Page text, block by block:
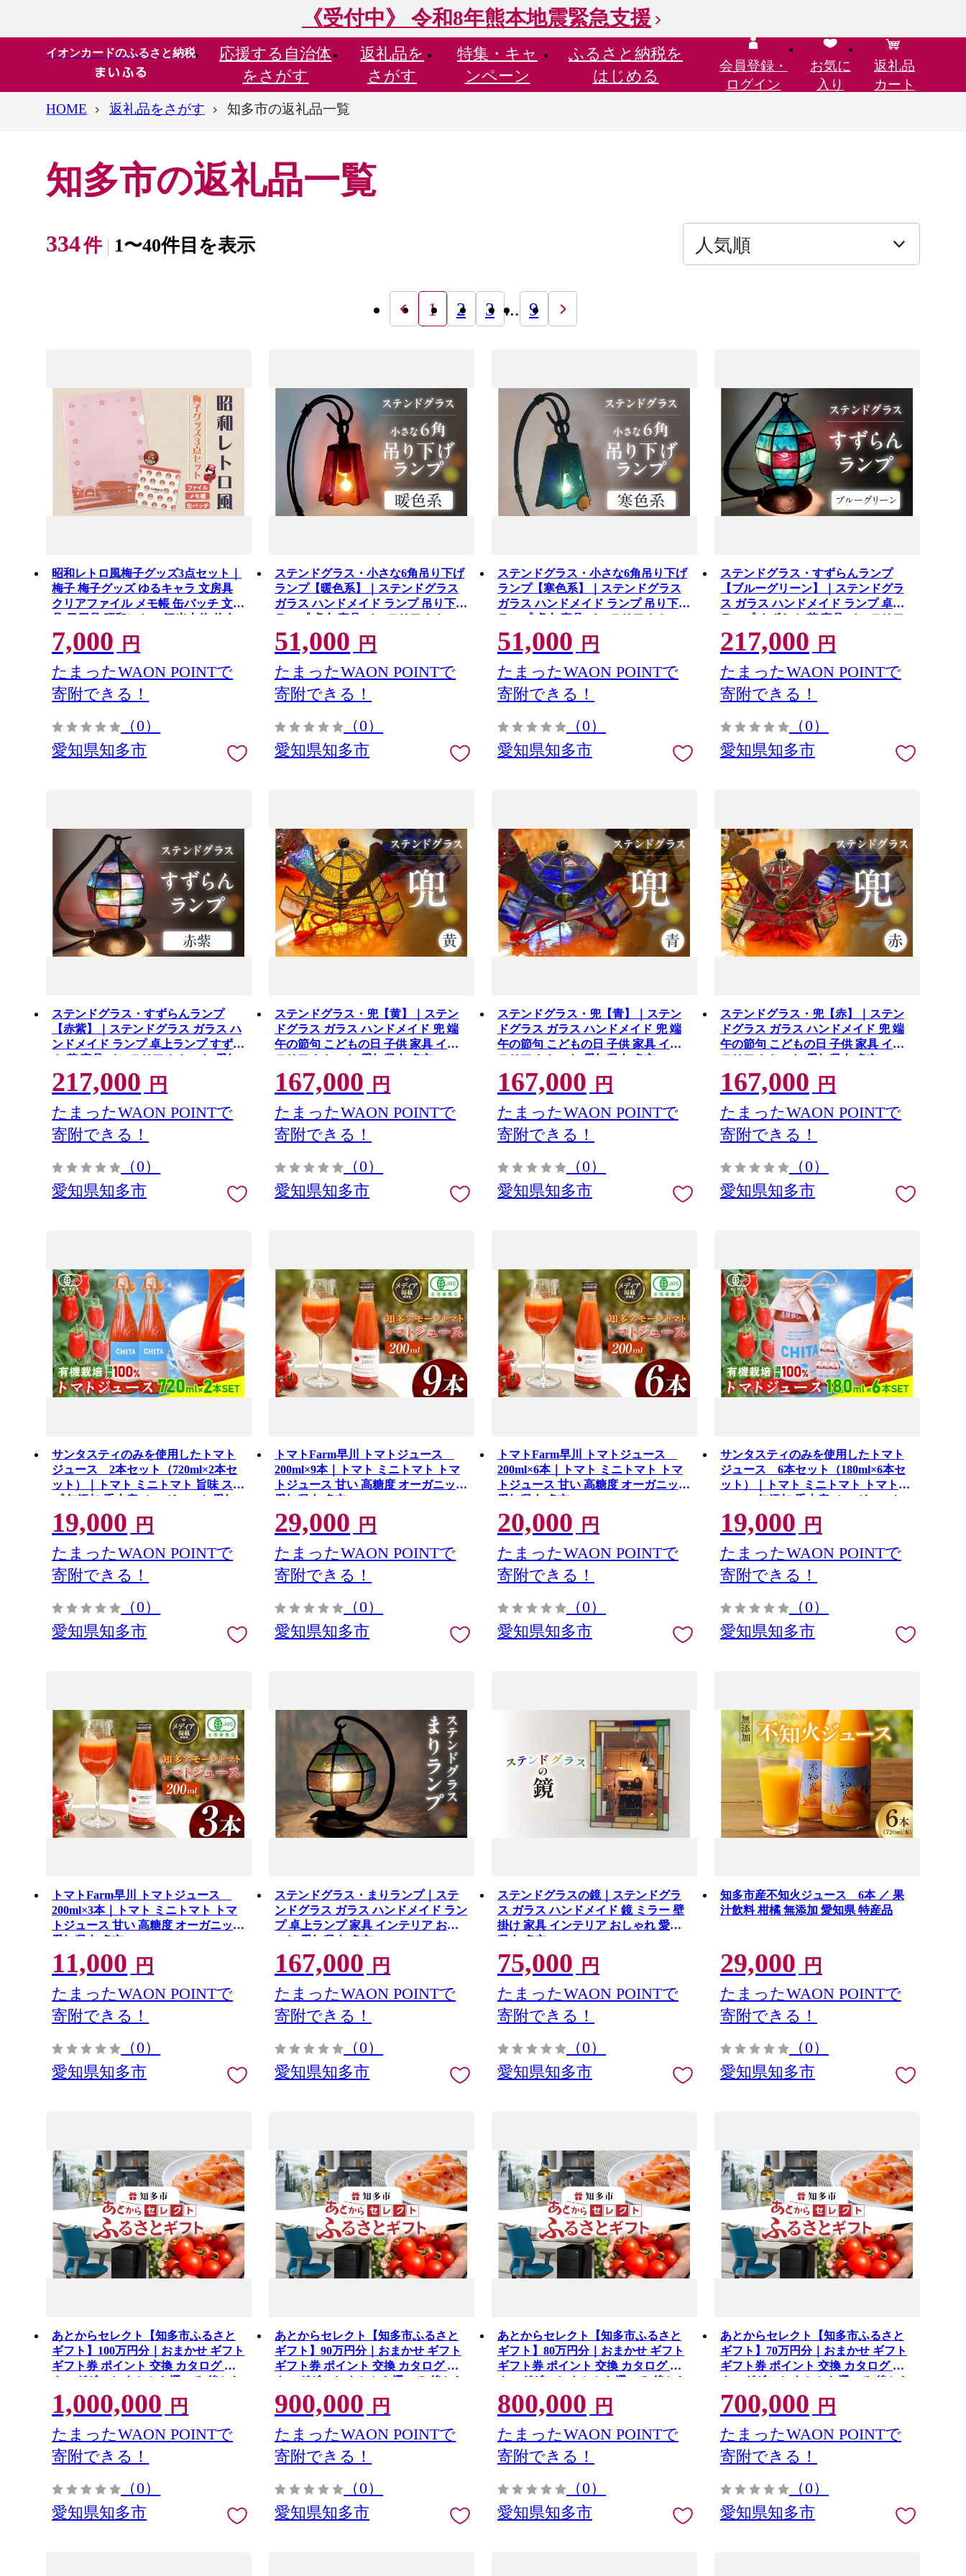
《受付中》 令和8年熊本地震緊急支援
イオンカードのふるさと納税 応援する 自治体
をさがす
返礼品を
さがす
特集・ キャ
ンペーン
ふるさと納税を
はじめる
会員登録・
ログイン
お気に
入り
返礼品
カート
HOME
返礼品をさがす 知多市の返礼品一覧
知多市の返礼品一覧
334件 1〜40件目を表示
1 2 3 ... 9
昭和レトロ風梅子グッズ3点セット｜
梅子 梅子グッズ ゆるキャラ 文房具
クリアファイル メモ帳 缶バッチ 文房
具 日用品 昭和レトロ 観光大使 佐布
里 梅 イラスト プレゼント 愛知県 知
多市
7,000 円
たまったWAON POINTで
寄附できる！
（0）
愛知県知多市
ステンドグラス・小さな6角吊り下げ
ランプ【暖色系】｜ステンドグラス
ガラス ハンドメイド ランプ 吊り下げ
ランプ 卓上 家具 インテリア おしゃ
れ 愛知県 知多市
51,000 円
たまったWAON POINTで
寄附できる！
（0）
愛知県知多市
ステンドグラス・小さな6角吊り下げ
ランプ【寒色系】｜ステンドグラス
ガラス ハンドメイド ランプ 吊り下げ
ランプ 卓上 家具 インテリア おしゃ
れ 愛知県 知多市
51,000 円
たまったWAON POINTで
寄附できる！
（0）
愛知県知多市
ステンドグラス・すずらんランプ
【ブルーグリーン】｜ステンドグラ
ス ガラス ハンドメイド ランプ 卓上
ランプ すずらん 花 家具 インテリア
おしゃれ 愛知県 知多市
217,000 円
たまったWAON POINTで
寄附できる！
（0）
愛知県知多市
ステンドグラス・すずらんランプ
【赤紫】｜ステンドグラス ガラス ハ
ンドメイド ランプ 卓上ランプ すずら
ん 花 家具 インテリア おしゃれ 愛知
県 知多市
217,000 円
たまったWAON POINTで
寄附できる！
（0）
愛知県知多市
ステンドグラス・兜【黄】｜ステン
ドグラス ガラス ハンドメイド 兜 端
午の節句 こどもの日 子供 家具 イン
テリア おしゃれ 愛知県 知多市
167,000 円
たまったWAON POINTで
寄附できる！
（0）
愛知県知多市
ステンドグラス・兜【青】｜ステン
ドグラス ガラス ハンドメイド 兜 端
午の節句 こどもの日 子供 家具 イン
テリア おしゃれ 愛知県 知多市
167,000 円
たまったWAON POINTで
寄附できる！
（0）
愛知県知多市
ステンドグラス・兜【赤】｜ステン
ドグラス ガラス ハンドメイド 兜 端
午の節句 こどもの日 子供 家具 イン
テリア おしゃれ 愛知県 知多市
167,000 円
たまったWAON POINTで
寄附できる！
（0）
愛知県知多市
サンタスティのみを使用したトマト
ジュース 2本セット（720ml×2本セ
ット）｜トマト ミニトマト 旨味 スー
プ 無添加 手土産 オーガニック 愛知
県 知多市
19,000 円
たまったWAON POINTで
寄附できる！
（0）
愛知県知多市
トマトFarm早川 トマトジュース
200ml×9本｜トマト ミニトマト トマ
トジュース 甘い 高糖度 オーガニック
愛知県 知多市
29,000 円
たまったWAON POINTで
寄附できる！
（0）
愛知県知多市
トマトFarm早川 トマトジュース
200ml×6本｜トマト ミニトマト トマ
トジュース 甘い 高糖度 オーガニック
愛知県 知多市
20,000 円
たまったWAON POINTで
寄附できる！
（0）
愛知県知多市
サンタスティのみを使用したトマト
ジュース 6本セット（180ml×6本セ
ット）｜トマト ミニトマト トマトジ
ュース 無添加 手土産 オーガニック
愛知県 知多市
19,000 円
たまったWAON POINTで
寄附できる！
（0）
愛知県知多市
トマトFarm早川 トマトジュース
200ml×3本｜トマト ミニトマト トマ
トジュース 甘い 高糖度 オーガニック
愛知県 知多市
11,000 円
たまったWAON POINTで
寄附できる！
（0）
愛知県知多市
ステンドグラス・まりランプ｜ステ
ンドグラス ガラス ハンドメイド ラン
プ 卓上ランプ 家具 インテリア おし
ゃれ 愛知県 知多市
167,000 円
たまったWAON POINTで
寄附できる！
（0）
愛知県知多市
ステンドグラスの鏡｜ステンドグラ
ス ガラス ハンドメイド 鏡 ミラー 壁
掛け 家具 インテリア おしゃれ 愛知
県 知多市
75,000 円
たまったWAON POINTで
寄附できる！
（0）
愛知県知多市
知多市産不知火ジュース 6本 ／ 果
汁飲料 柑橘 無添加 愛知県 特産品
29,000 円
たまったWAON POINTで
寄附できる！
（0）
愛知県知多市
あとからセレクト【知多市ふるさと
ギフト】100万円分｜おまかせ ギフト
ギフト券 ポイント 交換 カタログ カ
タログギフト あとから選べる 後から
チケット 愛知県 知多市
1,000,000 円
たまったWAON POINTで
寄附できる！
（0）
愛知県知多市
あとからセレクト【知多市ふるさと
ギフト】90万円分｜おまかせ ギフト
ギフト券 ポイント 交換 カタログ カ
タログギフト あとから選べる 後から
チケット 愛知県 知多市
900,000 円
たまったWAON POINTで
寄附できる！
（0）
愛知県知多市
あとからセレクト【知多市ふるさと
ギフト】80万円分｜おまかせ ギフト
ギフト券 ポイント 交換 カタログ カ
タログギフト あとから選べる 後から
チケット 愛知県 知多市
800,000 円
たまったWAON POINTで
寄附できる！
（0）
愛知県知多市
あとからセレクト【知多市ふるさと
ギフト】70万円分｜おまかせ ギフト
ギフト券 ポイント 交換 カタログ カ
タログギフト あとから選べる 後から
チケット 愛知県 知多市
700,000 円
たまったWAON POINTで
寄附できる！
（0）
愛知県知多市